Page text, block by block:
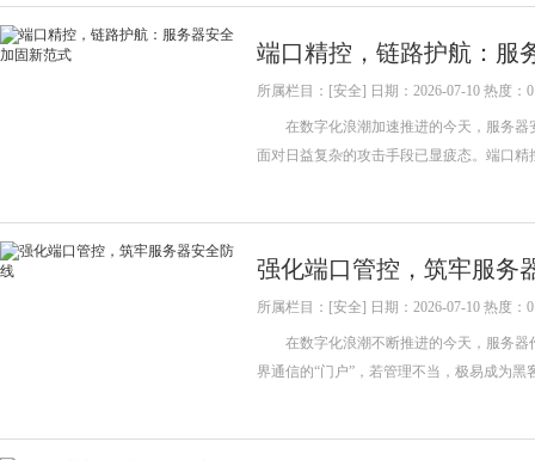
端口精控，链路护航：服
所属栏目：[安全] 日期：2026-07-10 热度：0
在数字化浪潮加速推进的今天，服务器
面对日益复杂的攻击手段已显疲态。端口
强化端口管控，筑牢服务
所属栏目：[安全] 日期：2026-07-10 热度：0
在数字化浪潮不断推进的今天，服务器
界通信的“门户”，若管理不当，极易成为